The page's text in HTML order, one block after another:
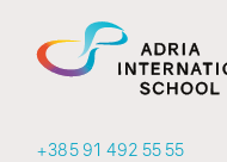
+385 91 492 55 55